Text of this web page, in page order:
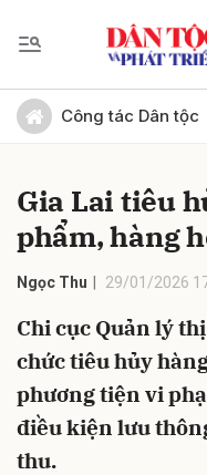
Công tác Dân tộc
Gia Lai tiêu
phẩm, hàng
Ngọc Thu 29/01/2026
Chi cục Quản lý
chức tiêu hủy
phương tiện vi
điều kiện lưu
thu.
Gửi bình luận